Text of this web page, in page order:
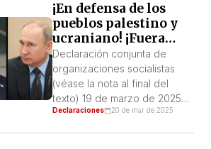
las relaciones entre las dos
potencias”. ¿Alguien cree que
el contenido esencial de esa
extensa conversación entre
esos dos genocidas fue la
“paz […]
¡En defensa de los
pueblos palestino y
ucraniano! ¡Fuera
Trump, Putin y
Netanyahu de
Ucrania y Palestina!
Declaración conjunta de
organizaciones socialistas
(véase la nota al final del
texto) 19 de marzo de 2025
1. Los pueblos ucraniano
Declaraciones 20 de mar de 2025